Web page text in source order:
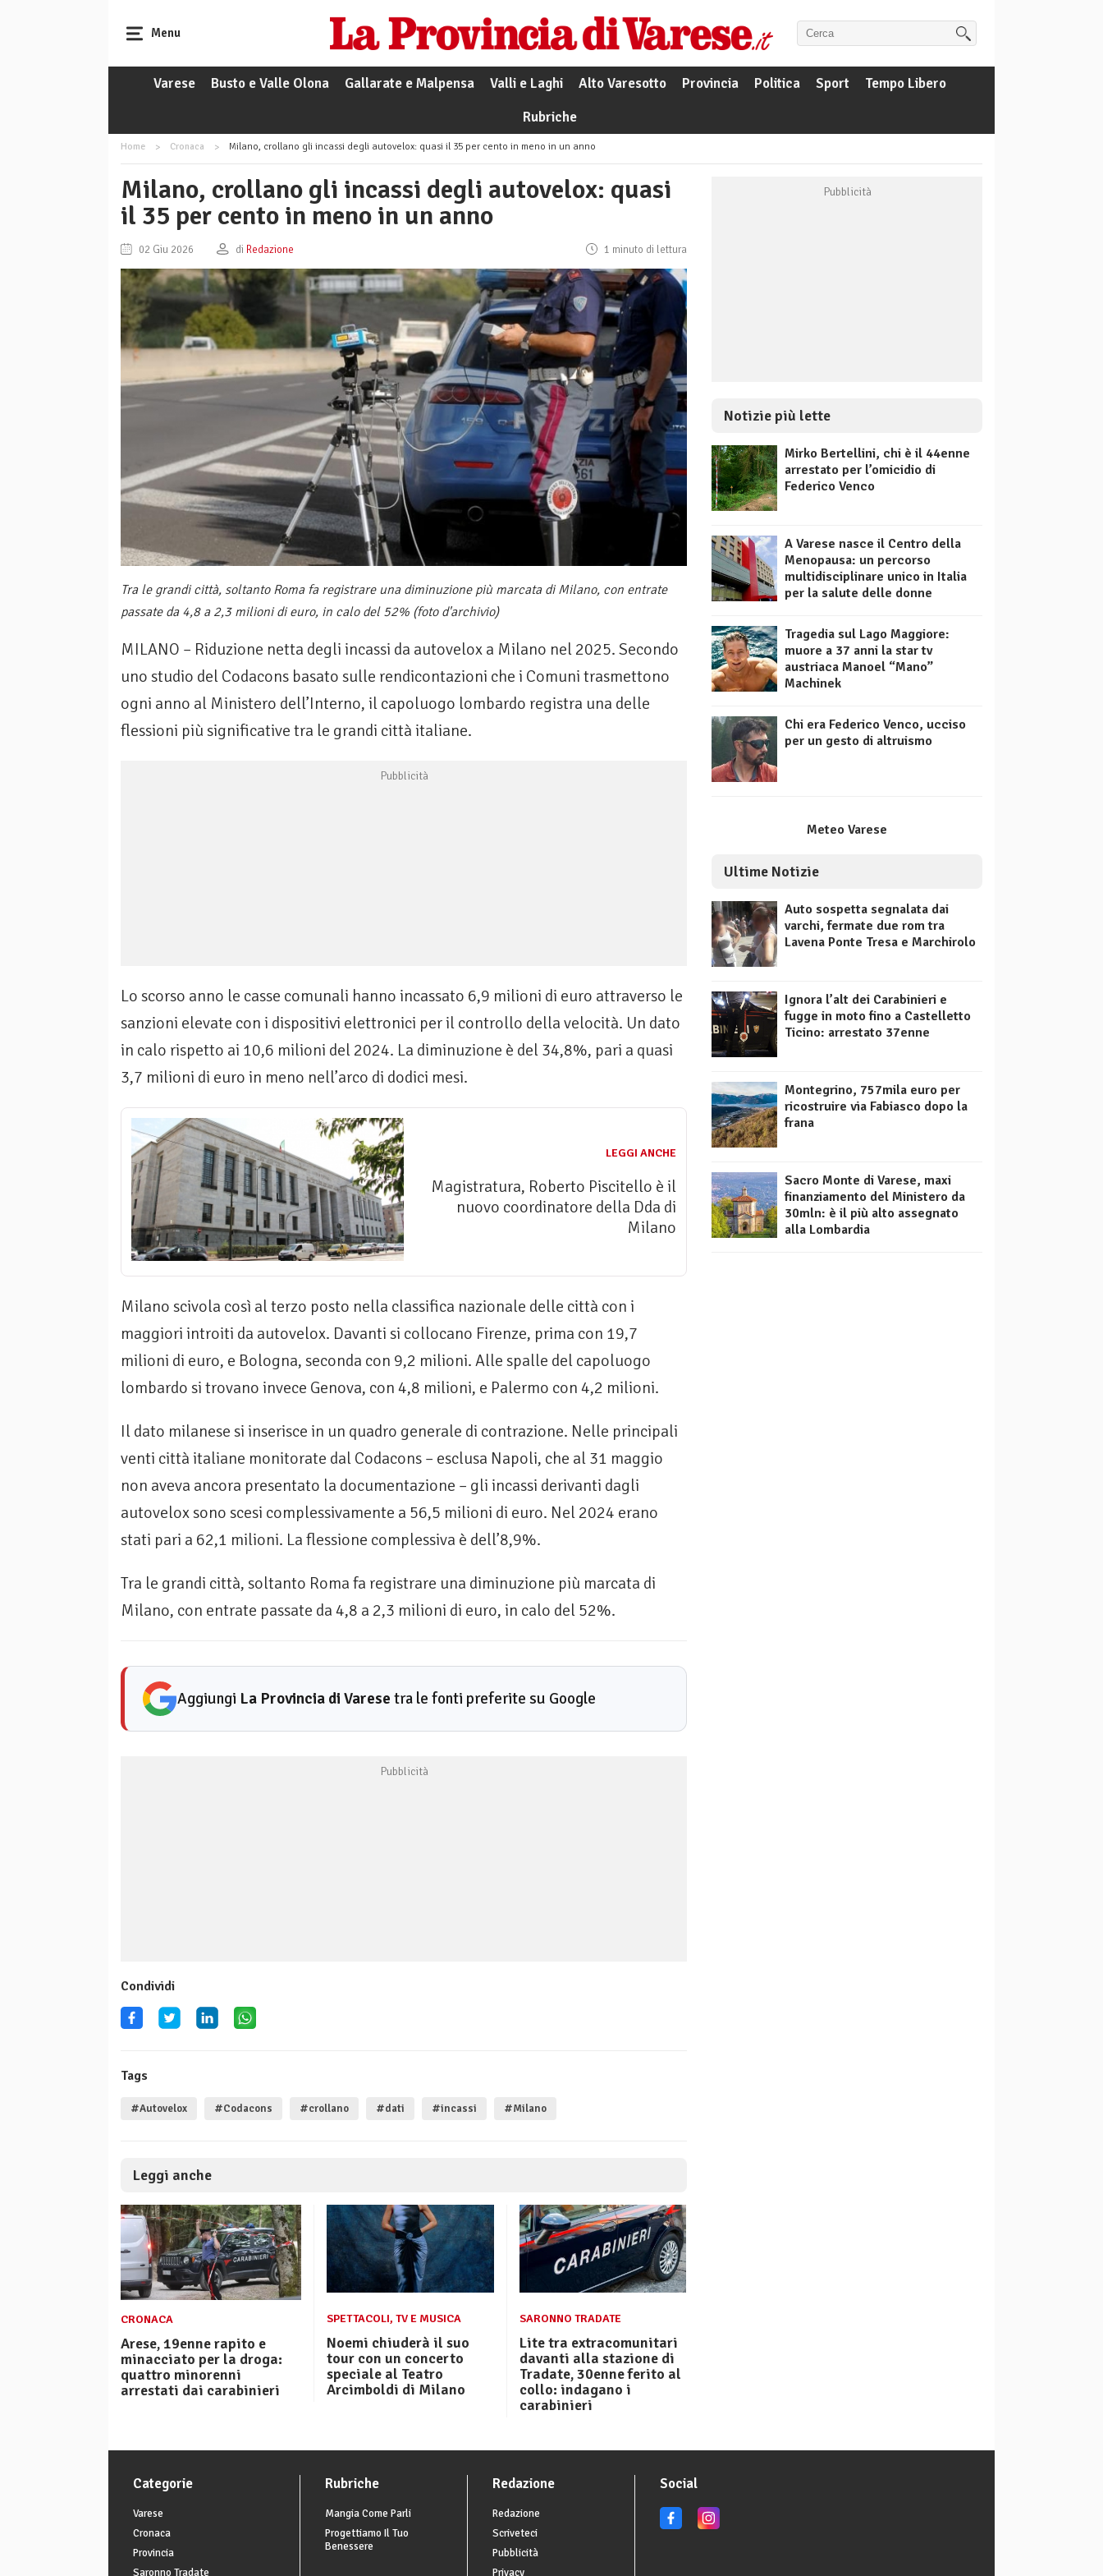
Menu
Varese Busto e Valle Olona Gallarate e Malpensa Valli e Laghi Alto Varesotto Provincia Politica Sport
Tempo Libero
Rubriche
Home Cronaca Milano, crollano gli incassi degli autovelox: quasi il 35 per cento in meno in un anno
Milano, crollano gli incassi degli autovelox: quasi
il 35 per cento in meno in un anno
02 Giu 2026 di Redazione 1 minuto di lettura
Tra le grandi città, soltanto Roma fa registrare una diminuzione più marcata di Milano, con entrate
passate da 4,8 a 2,3 milioni di euro, in calo del 52% (foto d'archivio)
MILANO – Riduzione netta degli incassi da autovelox a Milano nel 2025. Secondo
uno studio del Codacons basato sulle rendicontazioni che i Comuni trasmettono
ogni anno al Ministero dell’Interno, il capoluogo lombardo registra una delle
flessioni più significative tra le grandi città italiane.
Lo scorso anno le casse comunali hanno incassato 6,9 milioni di euro attraverso le
sanzioni elevate con i dispositivi elettronici per il controllo della velocità. Un dato
in calo rispetto ai 10,6 milioni del 2024. La diminuzione è del 34,8%, pari a quasi
3,7 milioni di euro in meno nell’arco di dodici mesi.
LEGGI ANCHE
Magistratura, Roberto Piscitello è il
nuovo coordinatore della Dda di
Milano
Milano scivola così al terzo posto nella classifica nazionale delle città con i
maggiori introiti da autovelox. Davanti si collocano Firenze, prima con 19,7
milioni di euro, e Bologna, seconda con 9,2 milioni. Alle spalle del capoluogo
lombardo si trovano invece Genova, con 4,8 milioni, e Palermo con 4,2 milioni.
Il dato milanese si inserisce in un quadro generale di contrazione. Nelle principali
venti città italiane monitorate dal Codacons – esclusa Napoli, che al 31 maggio
non aveva ancora presentato la documentazione – gli incassi derivanti dagli
autovelox sono scesi complessivamente a 56,5 milioni di euro. Nel 2024 erano
stati pari a 62,1 milioni. La flessione complessiva è dell’8,9%.
Tra le grandi città, soltanto Roma fa registrare una diminuzione più marcata di
Milano, con entrate passate da 4,8 a 2,3 milioni di euro, in calo del 52%.
Aggiungi La Provincia di Varese tra le fonti preferite su Google
Condividi
Tags
#Autovelox #Codacons #crollano #dati #incassi #Milano
Leggi anche
CRONACA
Arese, 19enne rapito e
minacciato per la droga:
quattro minorenni
arrestati dai carabinieri
SPETTACOLI, TV E MUSICA
Noemi chiuderà il suo
tour con un concerto
speciale al Teatro
Arcimboldi di Milano
SARONNO TRADATE
Lite tra extracomunitari
davanti alla stazione di
Tradate, 30enne ferito al
collo: indagano i
carabinieri
Notizie più lette
Mirko Bertellini, chi è il 44enne
arrestato per l’omicidio di
Federico Venco
A Varese nasce il Centro della
Menopausa: un percorso
multidisciplinare unico in Italia
per la salute delle donne
Tragedia sul Lago Maggiore:
muore a 37 anni la star tv
austriaca Manoel “Mano”
Machinek
Chi era Federico Venco, ucciso
per un gesto di altruismo
Meteo Varese
Ultime Notizie
Auto sospetta segnalata dai
varchi, fermate due rom tra
Lavena Ponte Tresa e Marchirolo
Ignora l’alt dei Carabinieri e
fugge in moto fino a Castelletto
Ticino: arrestato 37enne
Montegrino, 757mila euro per
ricostruire via Fabiasco dopo la
frana
Sacro Monte di Varese, maxi
finanziamento del Ministero da
30mln: è il più alto assegnato
alla Lombardia
Categorie
Varese
Cronaca
Provincia
Saronno Tradate
Rubriche
Mangia Come Parli
Progettiamo Il Tuo
Benessere
Redazione
Redazione
Scriveteci
Pubblicità
Privacy
Social